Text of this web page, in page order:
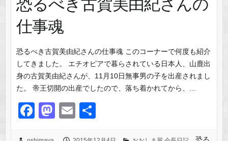
仕事魂
恐るべき古賀美由紀さんの仕事魂 このコーナーで何度も紹介
してきました。 エチオピアで暮らされている日本人、山鹿出
身の古賀美由紀さんが、11月10日無事男の子を出産されまし
た。 帝王切開の出産でしたので、落ち着かれてから、…
F
M
E